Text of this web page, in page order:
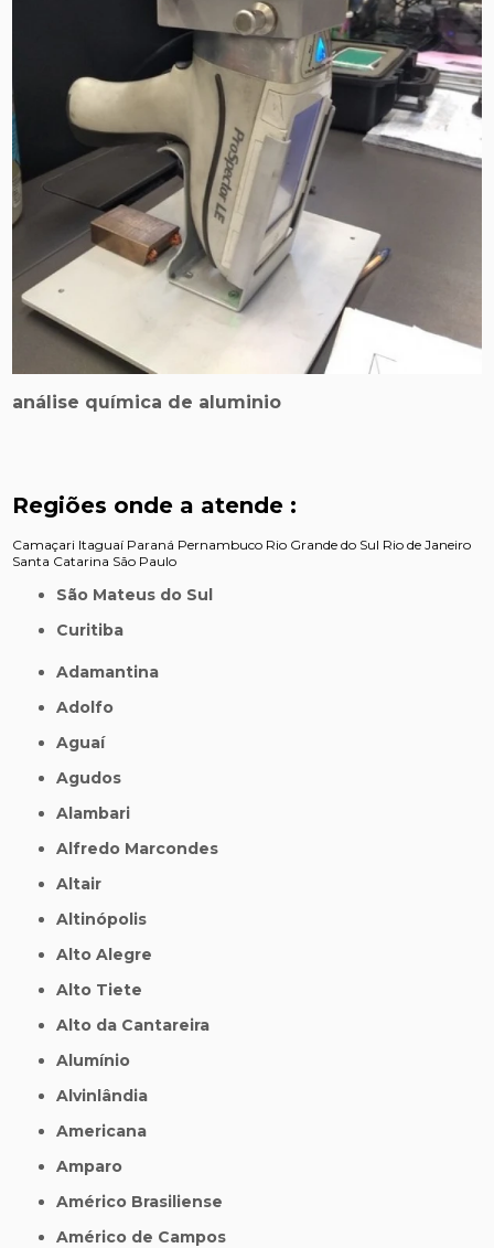
análise química de aluminio
Regiões onde a atende :
Camaçari Itaguaí Paraná Pernambuco Rio Grande do Sul Rio de Janeiro
Santa Catarina São Paulo
São Mateus do Sul
Curitiba
Adamantina
Adolfo
Aguaí
Agudos
Alambari
Alfredo Marcondes
Altair
Altinópolis
Alto Alegre
Alto Tiete
Alto da Cantareira
Alumínio
Alvinlândia
Americana
Amparo
Américo Brasiliense
Américo de Campos